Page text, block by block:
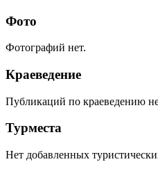
Фото
Фотографий нет.
Краеведение
Публикаций по краеведению
Турместа
Нет добавленных